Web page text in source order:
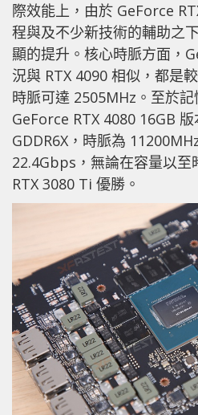
際效能上，由於 GeForce
程與及不少新技術的輔助之
顯的提升。核心時脈方面，
況與 RTX 4090 相似，都是
時脈可達 2505MHz。至於
GeForce RTX 4080 16GB
GDDR6X，時脈為
22.4Gbps，無論在容量以至
RTX 3080 Ti 優勝。